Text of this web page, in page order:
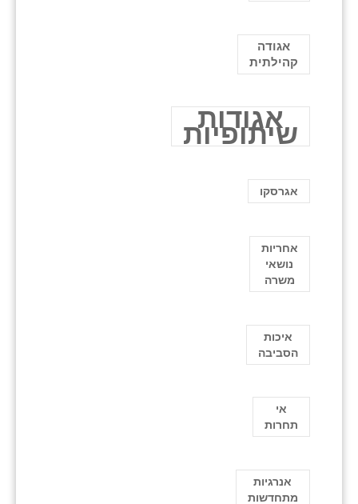
אגודה
קהילתית
אגודות
שיתופיות
אגרסקו
אחריות
נושאי
משרה
איכות
הסביבה
אי
תחרות
אנרגיות
מתחדשות